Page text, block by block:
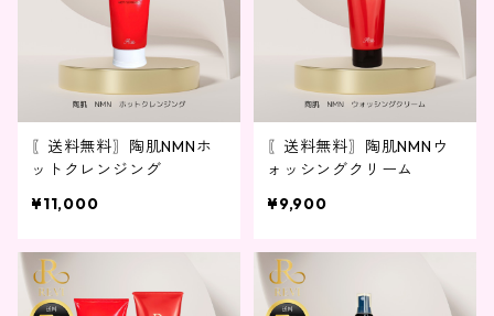
〖送料無料〗陶肌NMNホ
ットクレンジング
¥11,000
〖送料無料〗陶肌NMNウ
ォッシングクリーム
¥9,900